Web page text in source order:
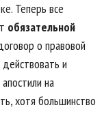
Теперь все
обязательной
о правовой
и
на
хотя большинство